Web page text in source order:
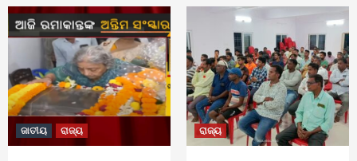
ଜାତୀୟ ରାଜ୍ୟ ରାଜ୍ୟ